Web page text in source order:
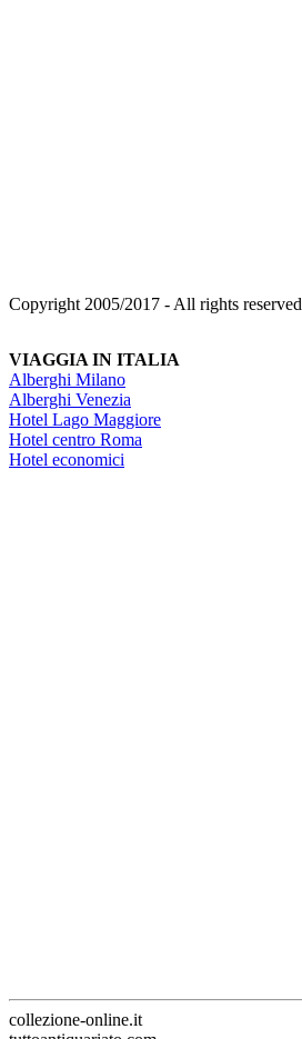
Copyright 2005/2017 - All rights reserved
VIAGGIA IN ITALIA
Alberghi Milano
Alberghi Venezia
Hotel Lago Maggiore
Hotel centro Roma
Hotel economici
collezione-online.it